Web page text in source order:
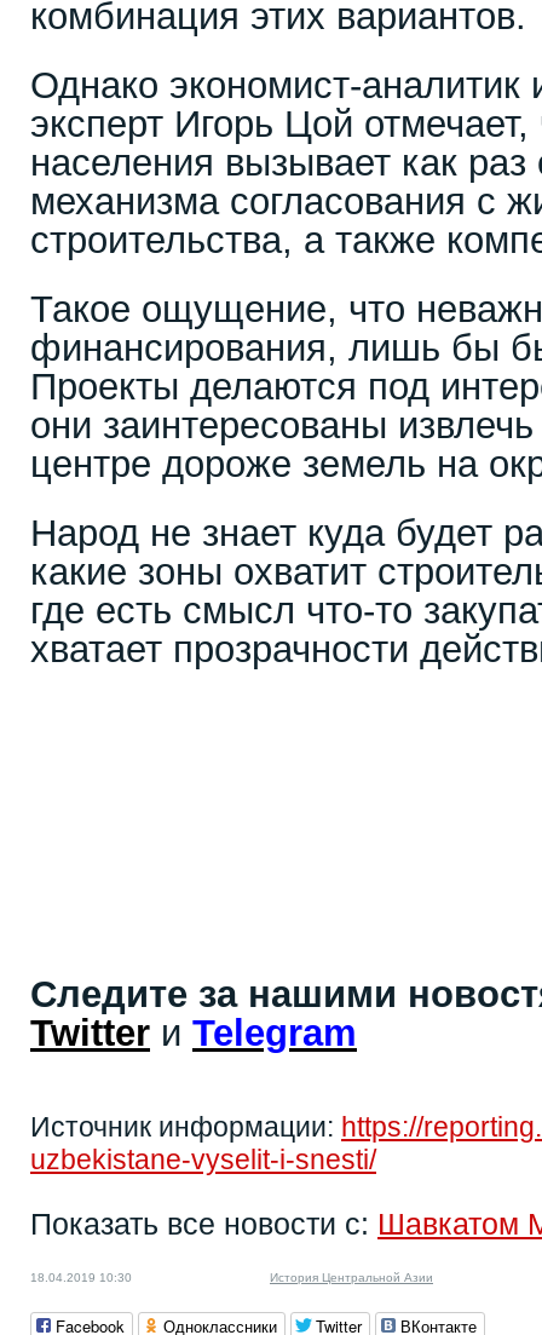
комбинация этих вариантов.
Однако экономист-аналитик
эксперт Игорь Цой отмечает,
населения вызывает как раз
механизма согласования с
строительства, а также
Такое ощущение, что
финансирования, лишь бы
Проекты делаются под
они заинтересованы
центре дороже земель на
Народ не знает куда будет
какие зоны охватит
где есть смысл что-то
хватает прозрачности
Следите за нашими
Twitter и Telegram
Источник информации: https://
uzbekistane-vyselit-i-snesti/
Показать все новости с: Шавкатом
18.04.2019 10:30 История Центральной Азии
Facebook Одноклассники Twitter ВКонтакте